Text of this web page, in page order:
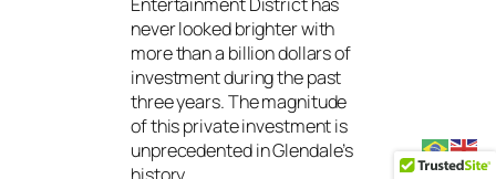
never looked brighter with
more than a billion dollars of
investment during the past
three years. The magnitude
of this private investment is
unprecedented in Glendale’s
history.